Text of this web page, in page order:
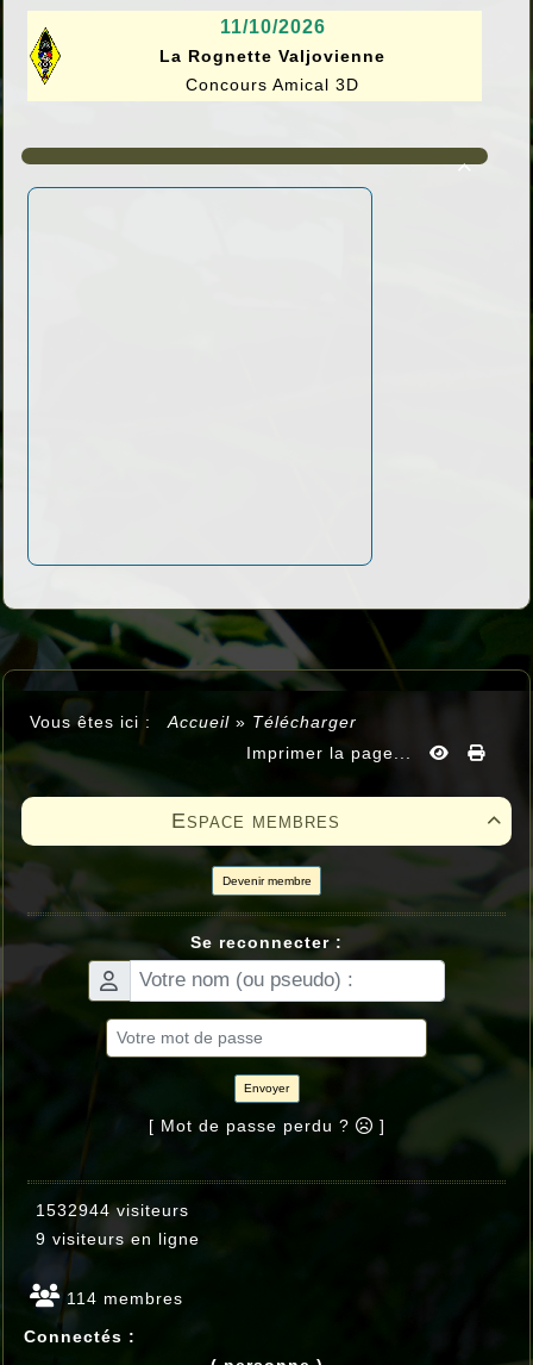
11/10/2026
La Rognette Valjovienne
Concours Amical 3D

Vous êtes ici : Accueil » Télécharger
Imprimer la page...

Espace membres
Devenir membre
Se reconnecter :
Envoyer
[ Mot de passe perdu ? ]
1532944 visiteurs
9 visiteurs en ligne
114 membres
Connectés :